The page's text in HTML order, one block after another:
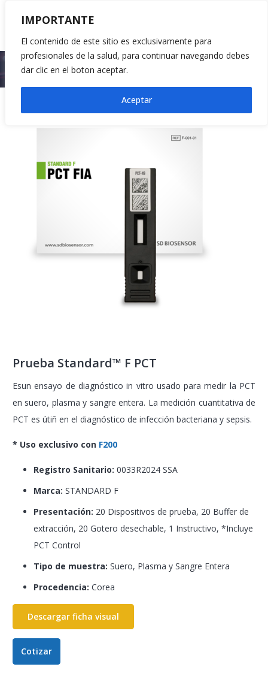
IMPORTANTE
El contenido de este sitio es exclusivamente para
profesionales de la salud, para continuar navegando debes
dar clic en el boton aceptar.
Aceptar
Inicio Pruebas Rápidas Prueba Standard™ F PCT
Prueba Standard™ F PCT
Esun ensayo de diagnóstico in vitro usado para medir la PCT
en suero, plasma y sangre entera. La medición cuantitativa de
PCT es útiñ en el diagnóstico de infección bacteriana y sepsis.
* Uso exclusivo con F200
Registro Sanitario: 0033R2024 SSA
Marca: STANDARD F
Presentación: 20 Dispositivos de prueba, 20 Buffer de
extracción, 20 Gotero desechable, 1 Instructivo, *Incluye
PCT Control
Tipo de muestra: Suero, Plasma y Sangre Entera
Procedencia: Corea
Descargar ficha visual
Cotizar